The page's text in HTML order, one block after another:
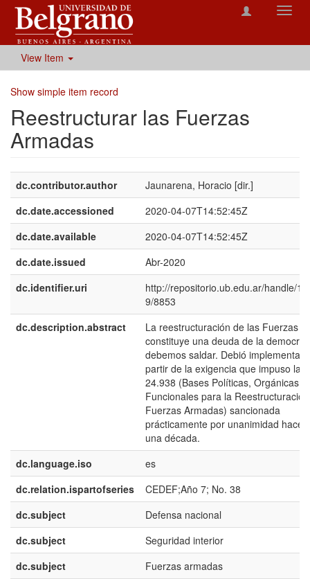
View Item
Show simple item record
Reestructurar las Fuerzas
Armadas
dc.contributor.author
Jaunarena, Horacio [dir.]
dc.date.accessioned
2020-04-07T14:52:45Z
dc.date.available
2020-04-07T14:52:45Z
dc.date.issued
Abr-2020
dc.identifier.uri
http://repositorio.ub.edu.ar/handle/
9/8853
dc.description.abstract
La reestructuración de las Fuerzas
constituye una deuda de la
debemos saldar. Debió
partir de la exigencia que impuso la
24.938 (Bases Políticas, Orgánicas y
Funcionales para la
Fuerzas Armadas) sancionada
prácticamente por unanimidad hace
una década.
dc.language.iso
es
dc.relation.ispartofseries
CEDEF;Año 7; No. 38
dc.subject
Defensa nacional
dc.subject
Seguridad interior
dc.subject
Fuerzas armadas